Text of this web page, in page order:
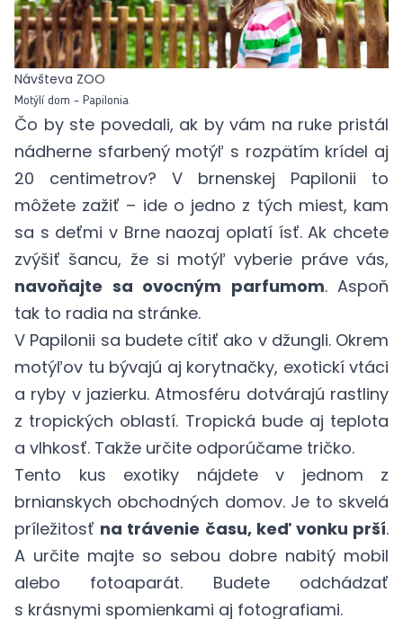
Návšteva ZOO
Motýlí dom – Papilonia
Čo by ste povedali, ak by vám na ruke pristál
nádherne sfarbený motýľ s rozpätím krídel aj
20 centimetrov? V brnenskej Papilonii to
môžete zažiť – ide o jedno z tých miest, kam
sa s deťmi v Brne naozaj oplatí ísť. Ak chcete
zvýšiť šancu, že si motýľ vyberie práve vás,
navoňajte sa ovocným parfumom. Aspoň
tak to radia na stránke.
V Papilonii sa budete cítiť ako v džungli. Okrem
motýľov tu bývajú aj korytnačky, exotickí vtáci
a ryby v jazierku. Atmosféru dotvárajú rastliny
z tropických oblastí. Tropická bude aj teplota
a vlhkosť. Takže určite odporúčame tričko.
Tento kus exotiky nájdete v jednom z
brnianskych obchodných domov. Je to skvelá
príležitosť na trávenie času, keď vonku prší.
A určite majte so sebou dobre nabitý mobil
alebo fotoaparát. Budete odchádzať
s krásnymi spomienkami aj fotografiami.